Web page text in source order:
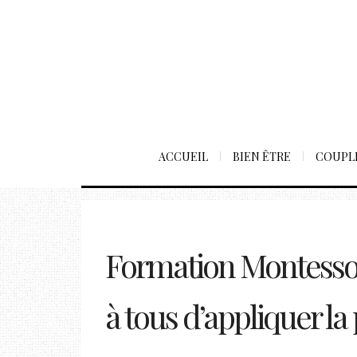
ACCUEIL BIEN ÊTRE
Formation
à tous d’appliquer